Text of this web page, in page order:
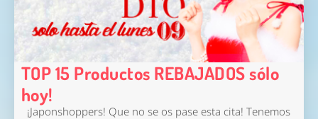
TOP 15 Productos REBAJADOS sólo
hoy!
¡Japonshoppers! Que no se os pase esta cita! Tenemos